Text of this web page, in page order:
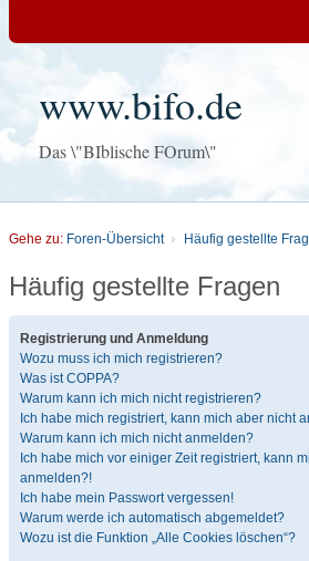
www.bifo.de
Das \"BIblische FOrum\"
Gehe zu: Foren-Übersicht Häufig gestellte
Häufig gestellte Fragen
Registrierung und Anmeldung
Wozu muss ich mich registrieren?
Was ist COPPA?
Warum kann ich mich nicht registrieren?
Ich habe mich registriert, kann mich aber nicht
Warum kann ich mich nicht anmelden?
Ich habe mich vor einiger Zeit registriert, kann
anmelden?!
Ich habe mein Passwort vergessen!
Warum werde ich automatisch abgemeldet?
Wozu ist die Funktion „Alle Cookies löschen“?